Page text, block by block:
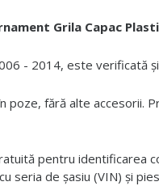
Grila Capac
- 2014, este verificată
poze, fără alte accesorii.
pentru identificarea
seria de șasiu (VIN) și